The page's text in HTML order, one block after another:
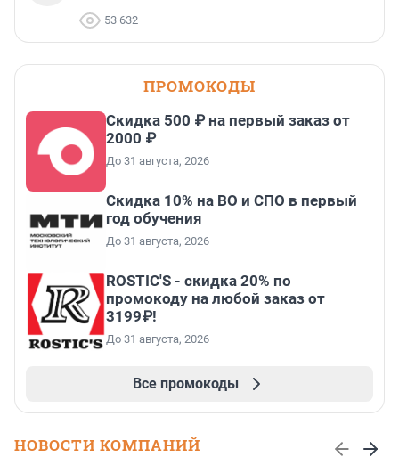
53 632
ПРОМОКОДЫ
Скидка 500 ₽ на первый заказ от
2000 ₽
До 31 августа, 2026
Скидка 10% на ВО и СПО в первый
год обучения
До 31 августа, 2026
ROSTIC'S - скидка 20% по
промокоду на любой заказ от
3199₽!
До 31 августа, 2026
Все промокоды
НОВОСТИ КОМПАНИЙ